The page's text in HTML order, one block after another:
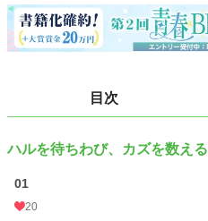
ませんm(_ _)m
31,395 位 / 31,395 件
24h.ポイント 0 pt
文字数
目次
ハルを待ちわび、カズを数える
01
20